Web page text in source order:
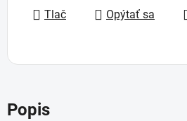
Tlač Opýtať sa
Popis